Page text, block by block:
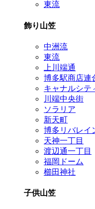
東流
飾り山笠
中洲流
東流
上川端通
博多駅商店連
キャナルシテ
川端中央街
ソラリア
新天町
博多リバレイ
天神一丁目
渡辺通一丁目
福岡ドーム
櫛田神社
子供山笠